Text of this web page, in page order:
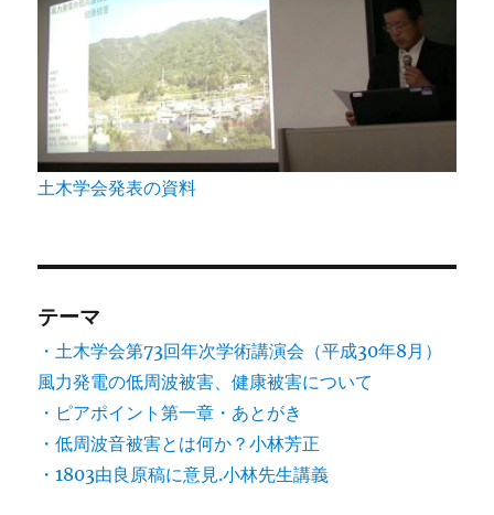
土木学会発表の資料
テーマ
・土木学会第73回年次学術講演会（平成30年8月）
風力発電の低周波被害、健康被害について
・ピアポイント第一章・あとがき
・低周波音被害とは何か？小林芳正
・1803由良原稿に意見.小林先生講義